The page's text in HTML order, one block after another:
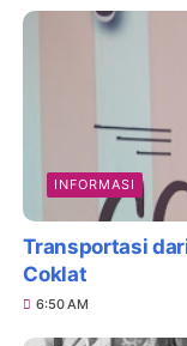
INFORMASI
Transportasi
Coklat
6:50 AM